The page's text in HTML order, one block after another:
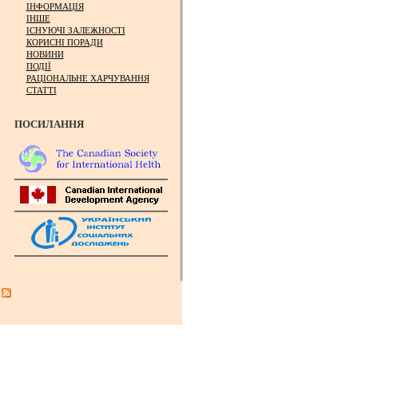
ІНФОРМАЦІЯ
ІНШЕ
ІСНУЮЧІ ЗАЛЕЖНОСТІ
КОРИСНІ ПОРАДИ
НОВИНИ
ПОДІЇ
РАЦІОНАЛЬНЕ ХАРЧУВАННЯ
СТАТТІ
ПОСИЛАННЯ